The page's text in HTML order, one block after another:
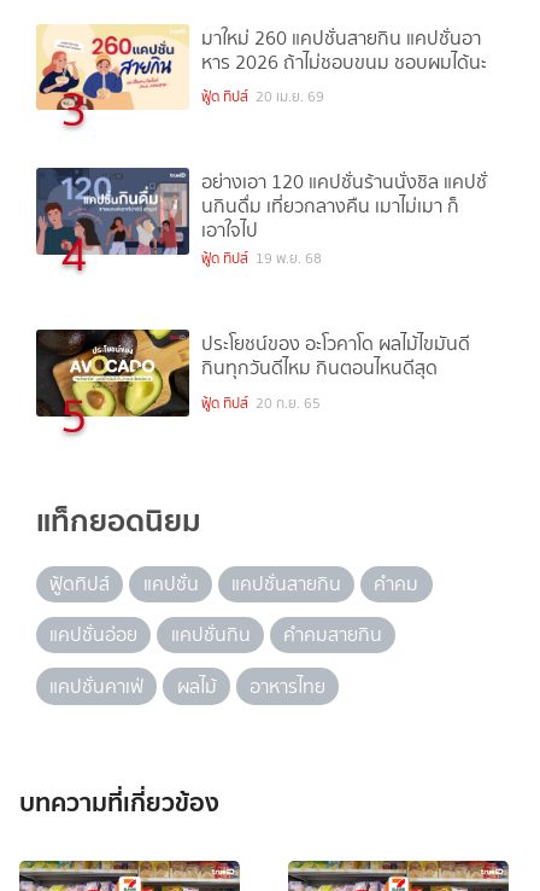
3
มาใหม่ 260 แคปชั่นสายกิน แคปชั่นอา
หาร 2026 ถ้าไม่ชอบขนม ชอบผมได้นะ
ฟู้ด ทิปส์ 20 เม.ย. 69
4
อย่างเอา 120 แคปชั่นร้านนั่งชิล แคปชั่
นกินดื่ม เที่ยวกลางคืน เมาไม่เมา ก็
เอาใจไป
ฟู้ด ทิปส์ 19 พ.ย. 68
5
ประโยชน์ของ อะโวคาโด ผลไม้ไขมันดี
กินทุกวันดีไหม กินตอนไหนดีสุด
ฟู้ด ทิปส์ 20 ก.ย. 65
แท็กยอดนิยม
ฟู้ดทิปส์ แคปชั่น แคปชั่นสายกิน
คำคม
แคปชั่นอ่อย
แคปชั่นกิน
คำคมสายกิน
แคปชั่นคาเฟ่
ผลไม้ อาหารไทย
บทความที่เกี่ยวข้อง